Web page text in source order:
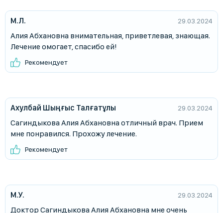
М.Л. 29.03.2024
Алия Абхановна внимательная, приветлевая, знающая.
Лечение омогает, спасибо ей!
Рекомендует
Ахулбай Шыңғыс Талғатұлы 29.03.2024
Сагиндыкова Алия Абхановна отличный врач. Прием
мне понравился. Прохожу лечение.
Рекомендует
М.У. 29.03.2024
Доктор Сагиндыкова Алия Абхановна мне очень